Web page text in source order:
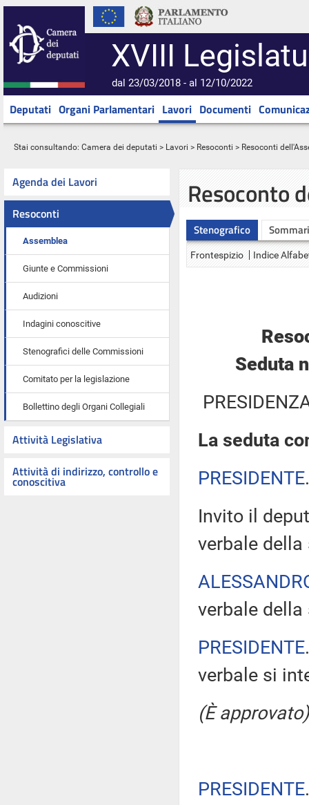
XVIII
dal 23/03/2018 - al 12/10/2022
Deputati Organi Parlamentari Lavori Documenti
Stai consultando: Camera dei deputati > Lavori > Resoconti > Resoconti
Agenda dei Lavori
Resoconti
Assemblea
Giunte e Commissioni
Audizioni
Indagini conoscitive
Stenografici delle Commissioni
Comitato per la legislazione
Bollettino degli Organi Collegiali
Attività Legislativa
Attività di indirizzo, controllo e
conoscitiva
Resoconto
Stenografico
Frontespizio Indice
Seduta
La seduta
PRESIDENTE
Invito il
verbale della
verbale
PRESIDENTE
verbale si
(È approvato)
PRESIDENTE